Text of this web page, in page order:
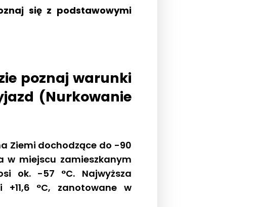
się z podstawowymi
poznaj warunki
(Nurkowanie
Ziemi dochodzące do -90
miejscu zamieszkanym
ok. -57 °C. Najwyższa
+11,6 °C, zanotowane w